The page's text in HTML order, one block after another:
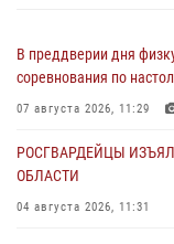
В преддверии дня
соревнования по
07 августа 2026, 11:29
РОСГВАРДЕЙЦЫ
ОБЛАСТИ
04 августа 2026, 11:31